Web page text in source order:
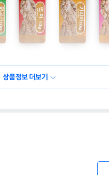
상품정보 더보기